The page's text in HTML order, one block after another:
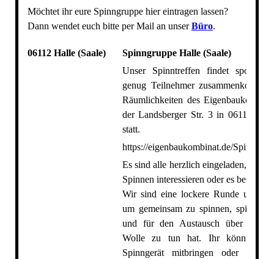
Möchtet ihr eure Spinngruppe hier eintragen lassen?
Dann wendet euch bitte per Mail an unserBüro.
06112 Halle (Saale)
Spinngruppe Halle (Saale)
Unser Spinntreffen findet
genug Teilnehmer
Räumlichkeiten des
der Landsberger Str. 3 in 06112
statt.
https://eigenbaukombinat.de/
Es sind alle herzlich eingeladen, die
Spinnen interessieren oder es bereits
Wir sind eine lockere Runde und
um gemeinsam zu spinnen, spinnen
und für den Austausch über alles,
Wolle zu tun hat. Ihr könnt euer
Spinngerät mitbringen oder